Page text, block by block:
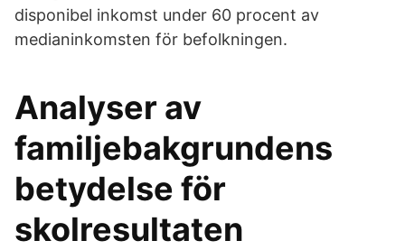
disponibel inkomst under 60 procent av
medianinkomsten för befolkningen.
Analyser av
familjebakgrundens
betydelse för
skolresultaten